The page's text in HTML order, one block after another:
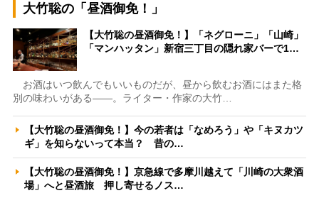
大竹聡の「昼酒御免！」
【大竹聡の昼酒御免！】「ネグローニ」「山崎」
「マンハッタン」新宿三丁目の隠れ家バーで1…
お酒はいつ飲んでもいいものだが、昼から飲むお酒にはまた格
別の味わいがある――。ライター・作家の大竹…
【大竹聡の昼酒御免！】今の若者は「なめろう」や「キヌカツ
ギ」を知らないって本当？ 昔の…
【大竹聡の昼酒御免！】京急線で多摩川越えて「川崎の大衆酒
場」へと昼酒旅 押し寄せるノス…